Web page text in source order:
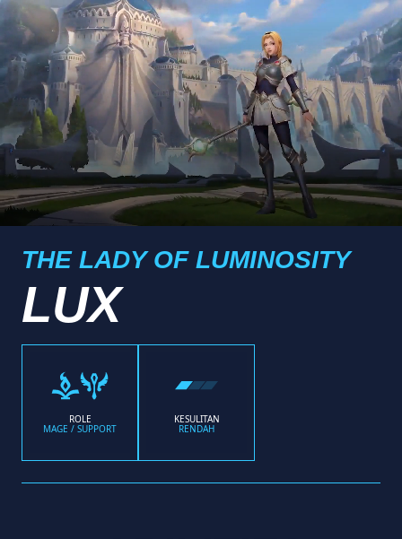
THE LADY OF LUMINOSITY
LUX
ROLE
MAGE / SUPPORT
KESULITAN
RENDAH